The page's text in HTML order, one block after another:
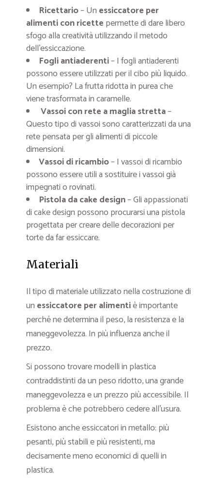
Ricettario– Un essiccatore per
alimenti con ricette permette di dare libero
sfogo alla creatività utilizzando il metodo
dell’essiccazione.
Fogli antiaderenti– I fogli antiaderenti
possono essere utilizzati per il cibo più liquido.
Un esempio? La frutta ridotta in purea che
viene trasformata in caramelle.
Vassoi con rete a maglia stretta–
Questo tipo di vassoi sono caratterizzati da una
rete pensata per gli alimenti di piccole
dimensioni.
Vassoi di ricambio– I vassoi di ricambio
possono essere utili a sostituire i vassoi già
impegnati o rovinati.
Pistola da cake design– Gli appassionati
di cake design possono procurarsi una pistola
progettata per creare delle decorazioni per
torte da far essiccare.
Materiali
Il tipo di materiale utilizzato nella costruzione di
un essiccatore per alimentiè importante
perché ne determina il peso, la resistenza e la
maneggevolezza. In più influenza anche il
prezzo.
Si possono trovare modelli in plastica
contraddistinti da un peso ridotto, una grande
maneggevolezza e un prezzo più accessibile. Il
problema è che potrebbero cedere all’usura.
Esistono anche essiccatori in metallo: più
pesanti, più stabili e più resistenti, ma
decisamente meno economici di quelli in
plastica.